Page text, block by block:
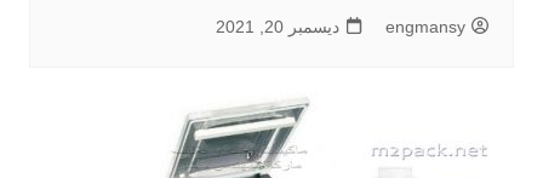
engmansy ديسمبر 20, 2021